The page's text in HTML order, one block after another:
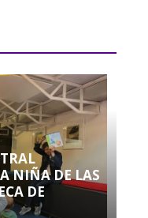
NIÑA DE LAS
DE